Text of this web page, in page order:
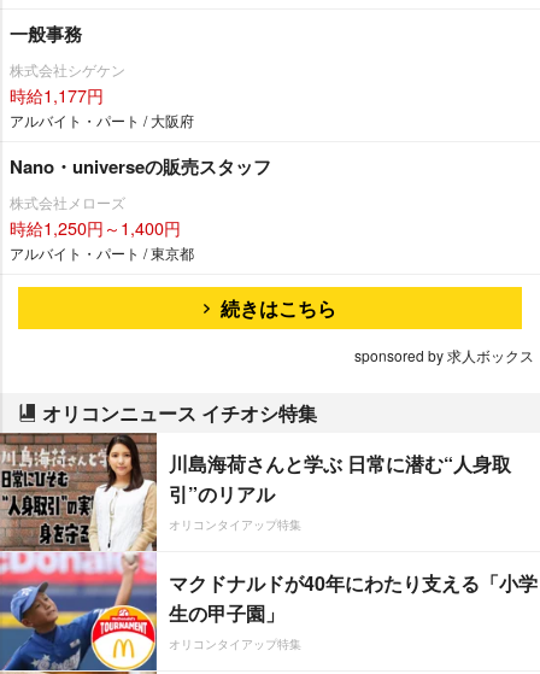
一般事務
株式会社シゲケン
時給1,177円
アルバイト・パート / 大阪府
Nano・universeの販売スタッフ
株式会社メローズ
時給1,250円～1,400円
アルバイト・パート / 東京都
続きはこちら
sponsored by 求人ボックス
オリコンニュース イチオシ特集
川島海荷さんと学ぶ 日常に潜む“人身取
引”のリアル
オリコンタイアップ特集
マクドナルドが40年にわたり支える「小学
生の甲子園」
オリコンタイアップ特集